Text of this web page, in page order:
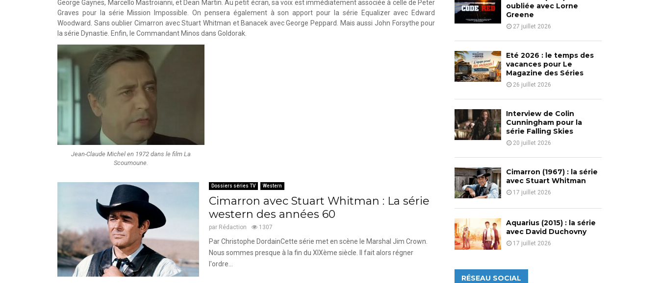
George Gaynes, Marcello Mastroianni, et Dean Martin. Au petit écran, sa voix est immédiatement associée à celle de Peter
Graves pour la série Mission Impossible. On pensera également à son apport pour la série Equalizer avec Edward
Woodward. Sans oublier Cimarron avec Stuart Whitman et Banacek avec George Peppard. Mais aussi John Forsythe pour
la série Dynastie. Enfin, le Commandant Minos dans Goldorak.
Jean-Claude Michel en 1972 dans le film La
Scoumoune.
Dossiers séries TV Western
Cimarron avec Stuart Whitman : La série
western des années 60
par Rédaction 1307
Par Christophe DordainCette série met en scène le Marshal Jim Crown.
Nous sommes presque à la fin du XIXème siècle. Il fait alors régner
l'ordre...
o
r
:
H
oubliée avec Lorne
Greene
27 juillet 2026
Eté 2026 : le temps des
vacances pour Le
Magazine des Séries
26 juillet 2026
Interview de Colin
Cunningham pour la
série Falling Skies
20 juillet 2026
Cimarron (1967) : la série
avec Stuart Whitman
17 juillet 2026
Aquarius (2015) : la série
avec David Duchovny
17 juillet 2026
RÉSEAU SOCIAL